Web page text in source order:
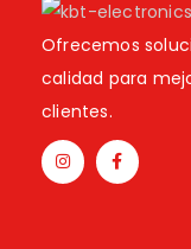
Ofrecemos
calidad para
clientes.